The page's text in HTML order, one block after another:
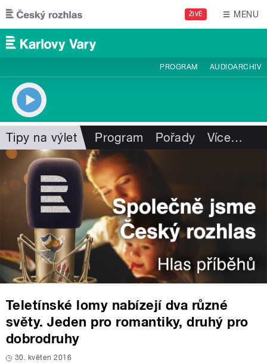
Přejít k hlavnímu obsahu
ŽIVĚ MENU
PROGRAM AUDIOARCHIV
Tipy na výlet Program Pořady Více…
Teletínské lomy nabízejí dva různé
světy. Jeden pro romantiky, druhý pro
dobrodruhy
30. květen 2016